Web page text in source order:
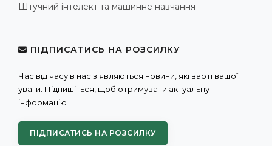
Штучний інтелект та машинне навчання
ПІДПИСАТИСЬ НА РОЗСИЛКУ
Час від часу в нас з'являються новини, які варті вашої
уваги. Підпишіться, щоб отримувати актуальну
інформацію
ПІДПИСАТИСЬ НА РОЗСИЛКУ